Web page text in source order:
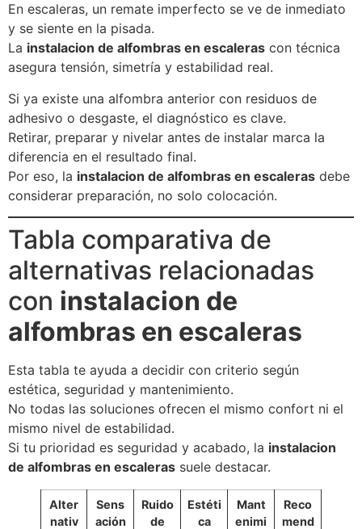
En escaleras, un remate imperfecto se ve de inmediato
y se siente en la pisada.
La instalacion de alfombras en escaleras con técnica
asegura tensión, simetría y estabilidad real.
Si ya existe una alfombra anterior con residuos de
adhesivo o desgaste, el diagnóstico es clave.
Retirar, preparar y nivelar antes de instalar marca la
diferencia en el resultado final.
Por eso, la instalacion de alfombras en escaleras debe
considerar preparación, no solo colocación.
Tabla comparativa de
alternativas relacionadas
con instalacion de
alfombras en escaleras
Esta tabla te ayuda a decidir con criterio según
estética, seguridad y mantenimiento.
No todas las soluciones ofrecen el mismo confort ni el
mismo nivel de estabilidad.
Si tu prioridad es seguridad y acabado, la instalacion
de alfombras en escaleras suele destacar.
Alter
nativ
Sens
ación
Ruido
de
Estéti
ca
Mant
enimi
Reco
mend